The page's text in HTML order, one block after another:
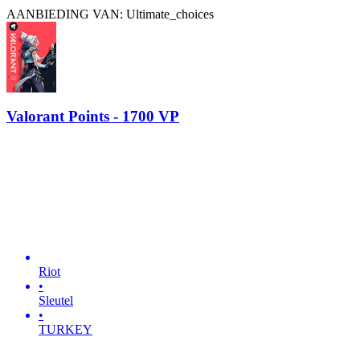
AANBIEDING VAN: Ultimate_choices
Valorant Points - 1700 VP
Riot
•
Sleutel
•
TURKEY